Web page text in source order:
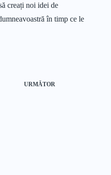
creați noi idei de
în timp ce le
URMĂTOR